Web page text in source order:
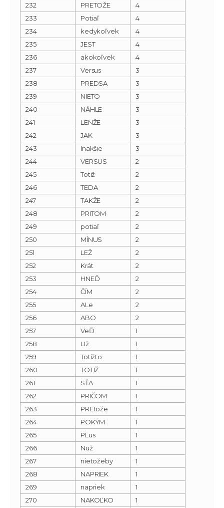
232
PRETOŽE
4
233
Potiaľ
4
234
kedykoľvek
4
235
JEST
4
236
akokoľvek
4
237
Versus
3
238
PREDSA
3
239
NIETO
3
240
NÁHLE
3
241
LENŽE
3
242
JAK
3
243
Inakšie
3
244
VERSUS
2
245
Totiž
2
246
TEDA
2
247
TAKŽE
2
248
PRITOM
2
249
potiaľ
2
250
MÍNUS
2
251
LEŽ
2
252
Krát
2
253
HNEĎ
2
254
ČÍM
2
255
ALe
2
256
ABO
2
257
VeĎ
1
258
Už
1
259
Totižto
1
260
TOTIŽ
1
261
SŤA
1
262
PRIČOM
1
263
PREtože
1
264
POKÝM
1
265
PLus
1
266
Nuž
1
267
nietožeby
1
268
NAPRIEK
1
269
napriek
1
270
NAKOĽKO
1